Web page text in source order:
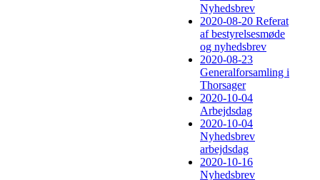
Nyhedsbrev
2020-08-20 Referat
af bestyrelsesmøde
og nyhedsbrev
2020-08-23
Generalforsamling i
Thorsager
2020-10-04
Arbejdsdag
2020-10-04
Nyhedsbrev
arbejdsdag
2020-10-16
Nyhedsbrev